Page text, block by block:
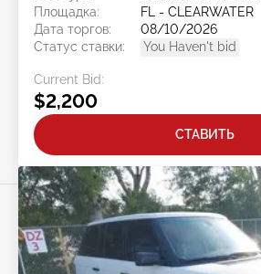
Площадка:
FL - CLEARWATER
Дата торгов:
08/10/2026
Статус ставки:
You Haven't bid
Current Bid:
$2,200
СТАВИТЬ